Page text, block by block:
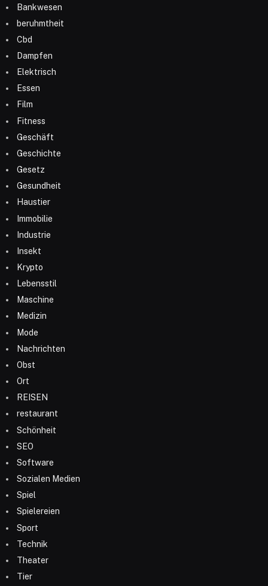
Bankwesen
beruhmtheit
Cbd
Dampfen
Elektrisch
Essen
Film
Fitness
Geschäft
Geschichte
Gesetz
Gesundheit
Haustier
Immobilie
Industrie
Insekt
Krypto
Lebensstil
Maschine
Medizin
Mode
Nachrichten
Obst
Ort
REISEN
restaurant
Schönheit
SEO
Software
Sozialen Medien
Spiel
Spielereien
Sport
Technik
Theater
Tier